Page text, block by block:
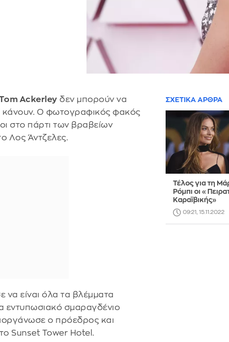
Ackerley δεν μπορούν να
κάνουν. Ο φωτογραφικός φακός
στο πάρτι των βραβείων
Λος Άντζελες.
είναι όλα τα βλέμματα
σμαραγδένιο
ο πρόεδρος και
Sunset Tower Hotel.
ΣΧΕΤΙΚΑ ΑΡΘΡΑ
Τέλος για τη
Ρόμπι οι
Καραϊβικής»
09:21, 15.11.2022